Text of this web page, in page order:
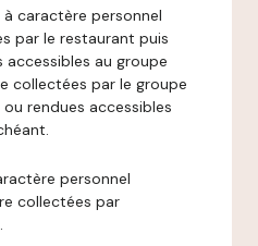
caractère personnel
par le restaurant puis
accessibles au groupe
collectées par le groupe
rendues accessibles
personnel
collectées par